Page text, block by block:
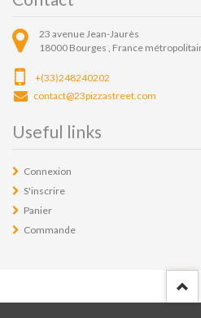
23 avenue Jean-Jaurès
18000 Bourges , France
+(33)248240202
contact@23pizzastreet.com
Useful links
Connexion
S'inscrire
Panier
Commande